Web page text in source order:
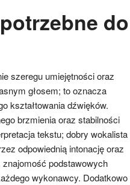
do
szeregu umiejętności oraz
głosem; to oznacza
kształtowania dźwięków.
brzmienia oraz stabilności
tekstu; dobry wokalista
odpowiednią intonację oraz
podstawowych
wykonawcy. Dodatkowo